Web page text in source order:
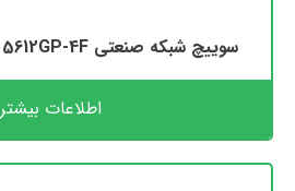
سوییچ شبکه صنعتی KORENIX JetNet 5612GP-4F
اطلاعات بیشتر